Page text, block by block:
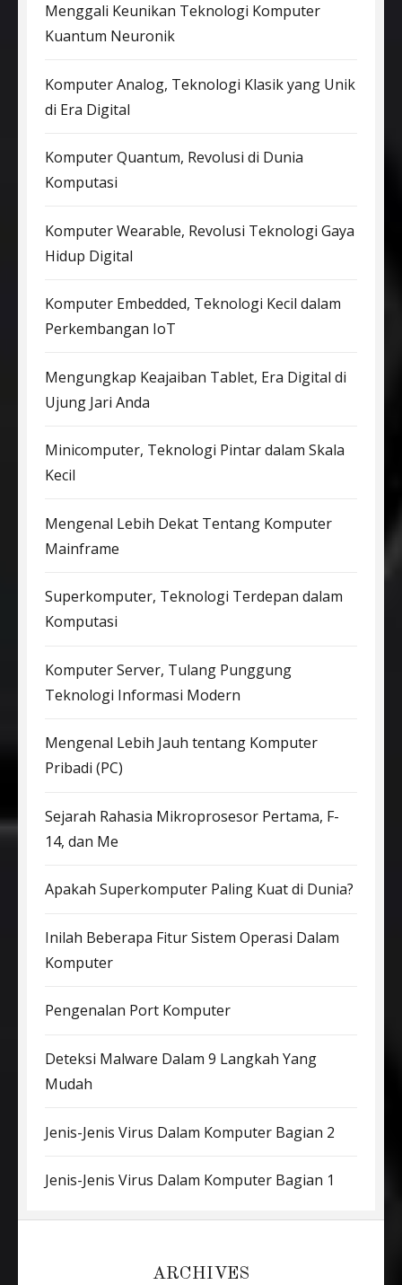
Menggali Keunikan Teknologi Komputer
Kuantum Neuronik
Komputer Analog, Teknologi Klasik yang Unik
di Era Digital
Komputer Quantum, Revolusi di Dunia
Komputasi
Komputer Wearable, Revolusi Teknologi Gaya
Hidup Digital
Komputer Embedded, Teknologi Kecil dalam
Perkembangan IoT
Mengungkap Keajaiban Tablet, Era Digital di
Ujung Jari Anda
Minicomputer, Teknologi Pintar dalam Skala
Kecil
Mengenal Lebih Dekat Tentang Komputer
Mainframe
Superkomputer, Teknologi Terdepan dalam
Komputasi
Komputer Server, Tulang Punggung
Teknologi Informasi Modern
Mengenal Lebih Jauh tentang Komputer
Pribadi (PC)
Sejarah Rahasia Mikroprosesor Pertama, F-
14, dan Me
Apakah Superkomputer Paling Kuat di Dunia?
Inilah Beberapa Fitur Sistem Operasi Dalam
Komputer
Pengenalan Port Komputer
Deteksi Malware Dalam 9 Langkah Yang
Mudah
Jenis-Jenis Virus Dalam Komputer Bagian 2
Jenis-Jenis Virus Dalam Komputer Bagian 1
ARCHIVES